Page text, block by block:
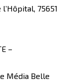
75651
–
Média Belle